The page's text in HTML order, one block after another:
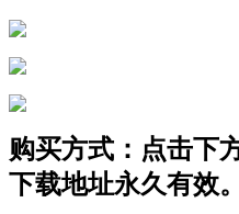
购买方式：点击下
下载地址永久有效。